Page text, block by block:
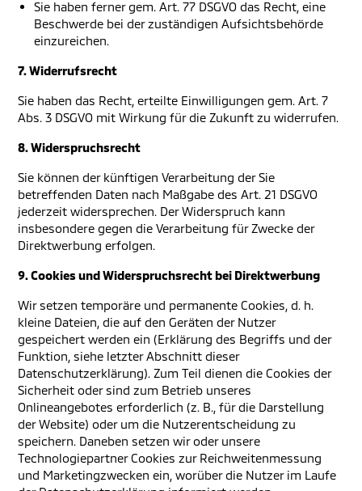
Sie haben ferner gem. Art. 77 DSGVO das Recht, eine
Beschwerde bei der zuständigen Aufsichtsbehörde
einzureichen.
7. Widerrufsrecht
Sie haben das Recht, erteilte Einwilligungen gem. Art. 7
Abs. 3 DSGVO mit Wirkung für die Zukunft zu widerrufen.
8. Widerspruchsrecht
Sie können der künftigen Verarbeitung der Sie
betreffenden Daten nach Maßgabe des Art. 21 DSGVO
jederzeit widersprechen. Der Widerspruch kann
insbesondere gegen die Verarbeitung für Zwecke der
Direktwerbung erfolgen.
9. Cookies und Widerspruchsrecht bei Direktwerbung
Wir setzen temporäre und permanente Cookies, d. h.
kleine Dateien, die auf den Geräten der Nutzer
gespeichert werden ein (Erklärung des Begriffs und der
Funktion, siehe letzter Abschnitt dieser
Datenschutzerklärung). Zum Teil dienen die Cookies der
Sicherheit oder sind zum Betrieb unseres
Onlineangebotes erforderlich (z. B., für die Darstellung
der Website) oder um die Nutzerentscheidung zu
speichern. Daneben setzen wir oder unsere
Technologiepartner Cookies zur Reichweitenmessung
und Marketingzwecken ein, worüber die Nutzer im Laufe